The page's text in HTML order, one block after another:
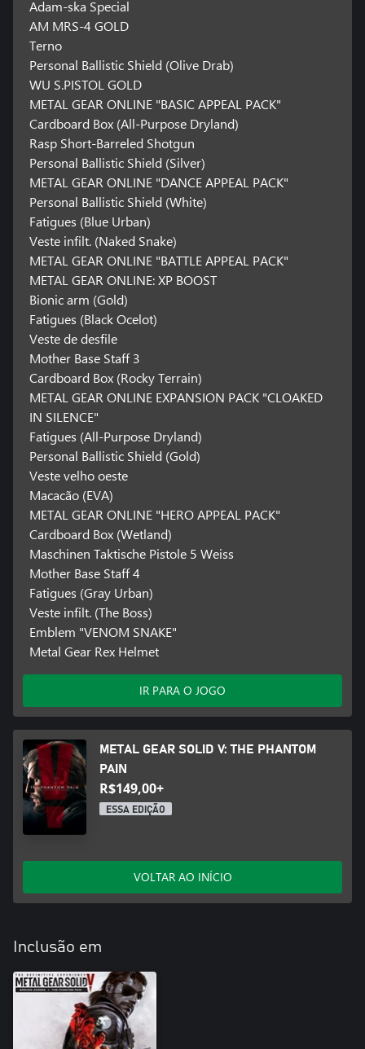
Adam-ska Special
AM MRS-4 GOLD
Terno
Personal Ballistic Shield (Olive Drab)
WU S.PISTOL GOLD
METAL GEAR ONLINE "BASIC APPEAL PACK"
Cardboard Box (All-Purpose Dryland)
Rasp Short-Barreled Shotgun
Personal Ballistic Shield (Silver)
METAL GEAR ONLINE "DANCE APPEAL PACK"
Personal Ballistic Shield (White)
Fatigues (Blue Urban)
Veste infilt. (Naked Snake)
METAL GEAR ONLINE "BATTLE APPEAL PACK"
METAL GEAR ONLINE: XP BOOST
Bionic arm (Gold)
Fatigues (Black Ocelot)
Veste de desfile
Mother Base Staff 3
Cardboard Box (Rocky Terrain)
METAL GEAR ONLINE EXPANSION PACK "CLOAKED
IN SILENCE"
Fatigues (All-Purpose Dryland)
Personal Ballistic Shield (Gold)
Veste velho oeste
Macacão (EVA)
METAL GEAR ONLINE "HERO APPEAL PACK"
Cardboard Box (Wetland)
Maschinen Taktische Pistole 5 Weiss
Mother Base Staff 4
Fatigues (Gray Urban)
Veste infilt. (The Boss)
Emblem "VENOM SNAKE"
Metal Gear Rex Helmet
IR PARA O JOGO
METAL GEAR SOLID V: THE PHANTOM
PAIN
R$149,00+
ESSA EDIÇÃO
VOLTAR AO INÍCIO
Inclusão em